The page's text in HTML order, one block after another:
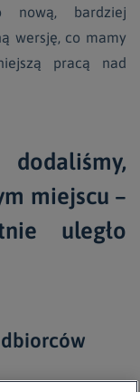
nową, bardziej
wersję, co mamy
pracą nad
miejscu –
uległo